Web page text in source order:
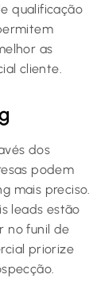
qualificação
as
cliente.
dos
podem
mais preciso.
leads estão
no funil de
priorize